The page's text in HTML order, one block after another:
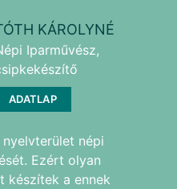
KÁROLYNÉ
Iparművész,
ADATLAP
népi
Ezért olyan
készítek a ennek